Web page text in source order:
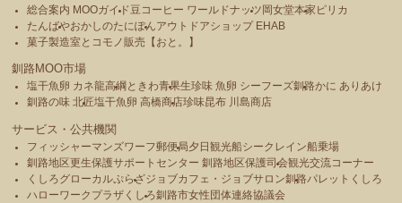
総合案内 MOOガイド豆コーヒー ワールドナッツ 岡女堂本家 ピリカ
たんばやおかしのたにぽんアウトドアショップ EHAB
菓子製造室とコモノ販売【おと。】
釧路MOO市場
塩干魚卵 カネ龍高綱 ときわ青果生珍味 魚卵 シーフーズ釧路かに ありあけ
釧路の味 北匠塩干魚卵 高橋商店珍味昆布 川島商店
サービス・公共機関
フィッシャーマンズワーフ郵便局夕日観光船シークレイン船乗場
釧路地区更生保護サポートセンター 釧路地区保護司会観光交流コーナー
くしろグローカルぷらざジョブカフェ・ジョブサロン釧路パレットくしろ
ハローワークプラザくしろ釧路市女性団体連絡協議会